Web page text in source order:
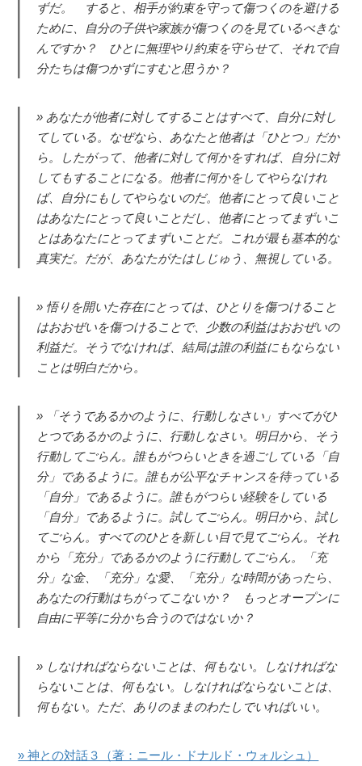
ずだ。 すると、相手が約束を守って傷つくのを避ける
ために、自分の子供や家族が傷つくのを見ているべきな
んですか？ ひとに無理やり約束を守らせて、それで自
分たちは傷つかずにすむと思うか？
あなたが他者に対してすることはすべて、自分に対し
てしている。なぜなら、あなたと他者は「ひとつ」だか
ら。したがって、他者に対して何かをすれば、自分に対
してもすることになる。他者に何かをしてやらなけれ
ば、自分にもしてやらないのだ。他者にとって良いこと
はあなたにとって良いことだし、他者にとってまずいこ
とはあなたにとってまずいことだ。これが最も基本的な
真実だ。だが、あなたがたはしじゅう、無視している。
悟りを開いた存在にとっては、ひとりを傷つけること
はおおぜいを傷つけることで、少数の利益はおおぜいの
利益だ。そうでなければ、結局は誰の利益にもならない
ことは明白だから。
「そうであるかのように、行動しなさい」すべてがひ
とつであるかのように、行動しなさい。明日から、そう
行動してごらん。誰もがつらいときを過ごしている「自
分」であるように。誰もが公平なチャンスを待っている
「自分」であるように。誰もがつらい経験をしている
「自分」であるように。試してごらん。明日から、試し
てごらん。すべてのひとを新しい目で見てごらん。それ
から「充分」であるかのように行動してごらん。「充
分」な金、「充分」な愛、「充分」な時間があったら、
あなたの行動はちがってこないか？ もっとオープンに
自由に平等に分かち合うのではないか？
しなければならないことは、何もない。しなければな
らないことは、何もない。しなければならないことは、
何もない。ただ、ありのままのわたしでいればいい。
» 神との対話３（著：ニール・ドナルド・ウォルシュ）